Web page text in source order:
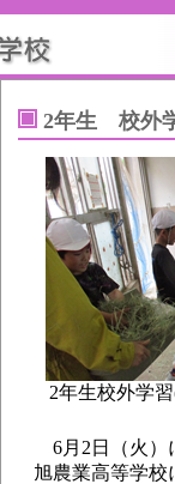
2年生 校外
2年生校外学
6月2日（火）
旭農業高等学校